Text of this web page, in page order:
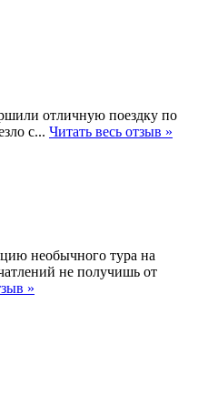
отличную поездку по
с... Читать весь отзыв »
необычного тура на
не получишь от
»